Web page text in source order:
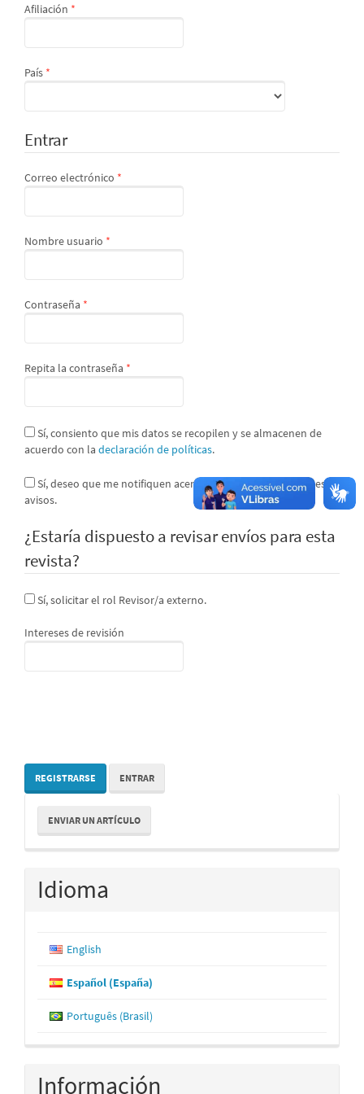
Afiliación *
País *
Entrar
Correo electrónico *
Nombre usuario *
Contraseña *
Repita la contraseña *
acuerdo con la declaración de políticas.
avisos.
¿Estaría dispuesto a revisar envíos para esta
revista?
Sí, solicitar el rol Revisor/a externo.
Intereses de revisión
REGISTRARSE ENTRAR
Enviar
un
artículo
ENVIAR UN ARTÍCULO
Idioma
English
Español (España)
Português (Brasil)
Información